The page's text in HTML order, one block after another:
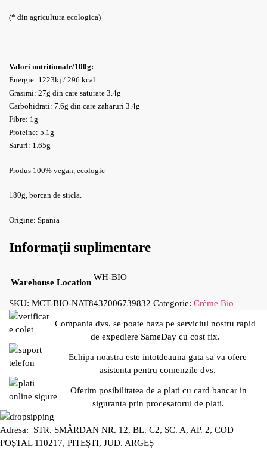
(* din agricultura ecologica)
Valori nutritionale/100g:
Energie: 1223kj / 296 kcal
Grasimi: 27g din care saturate 3.4g
Carbohidrati: 7.6g din care zaharuri 3.4g
Fibre: 1g
Proteine: 5.1g
Saruri: 1.65g
Produs 100% vegan, ecologic
180g, borcan de sticla.
Origine: Spania
Informații suplimentare
Warehouse Location
WH-BIO
SKU: MCT-BIO-NAT8437006739832 Categorie: Crème Bio
Compania dvs. se poate baza pe serviciul nostru rapid
de expediere SameDay cu cost fix.
Echipa noastra este intotdeauna gata sa va ofere
asistenta pentru comenzile dvs.
Oferim posibilitatea de a plati cu card bancar in
siguranta prin procesatorul de plati.
Adresa: STR. SMÂRDAN NR. 12, BL. C2, SC. A, AP. 2, COD
POȘTAL 110217, PITEȘTI, JUD. ARGEȘ